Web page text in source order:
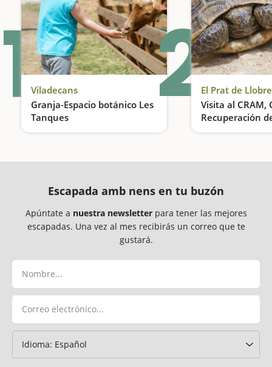
1Viladecans
Granja-Espacio botánico Les
Tanques
Conectamos con los animales en familia
2El Prat de
Visita al CRAM,
Recuperación
Marítimos de El
Por la
Escapada amb nens en tu buzón
Apúntate a nuestra newsletterpara tener las mejores
escapadas. Una vez al mes recibirás un correo que te
gustará.